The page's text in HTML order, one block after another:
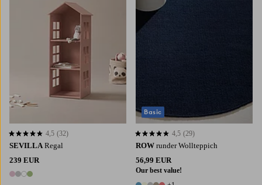
SEVILLA Regal
239 EUR
4 Farben
4,5 basierend auf 32 Bewertungen
4,5 (32)
ROW runder Wollteppich
56,99 EUR
Our best value!
4,5 basierend auf 29 Bewertungen
4,5 (29)
Basic